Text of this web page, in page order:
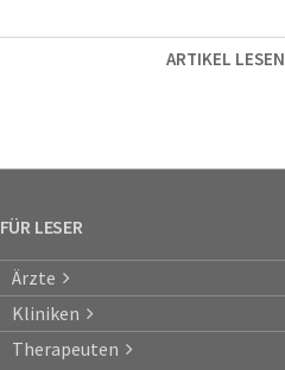
ARTIKEL LESEN
FÜR LESER
Ärzte
Kliniken
Therapeuten